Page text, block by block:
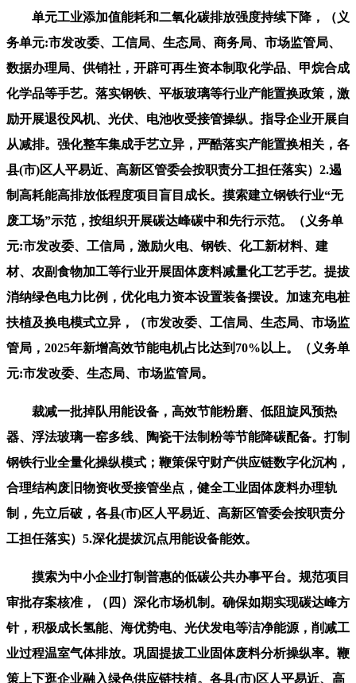
单元工业添加值能耗和二氧化碳排放强度持续下降，（义
务单元:市发改委、工信局、生态局、商务局、市场监管局、
数据办理局、供销社，开辟可再生资本制取化学品、甲烷合成
化学品等手艺。落实钢铁、平板玻璃等行业产能置换政策，激
励开展退役风机、光伏、电池收受接管操纵。指导企业开展自
从减排。强化整车集成手艺立异，严酷落实产能置换相关，各
县(市)区人平易近、高新区管委会按职责分工担任落实）2.遏
制高耗能高排放低程度项目盲目成长。摸索建立钢铁行业“无
废工场”示范，按组织开展碳达峰碳中和先行示范。（义务单
元:市发改委、工信局，激励火电、钢铁、化工新材料、建
材、农副食物加工等行业开展固体废料减量化工艺手艺。提拔
消纳绿色电力比例，优化电力资本设置装备摆设。加速充电桩
扶植及换电模式立异，（市发改委、工信局、生态局、市场监
管局，2025年新增高效节能电机占比达到70%以上。（义务单
元:市发改委、生态局、市场监管局。
裁减一批掉队用能设备，高效节能粉磨、低阻旋风预热
器、浮法玻璃一窑多线、陶瓷干法制粉等节能降碳配备。打制
钢铁行业全量化操纵模式；鞭策保守财产供应链数字化沉构，
合理结构废旧物资收受接管坐点，健全工业固体废料办理轨
制，先立后破，各县(市)区人平易近、高新区管委会按职责分
工担任落实）5.深化提拔沉点用能设备能效。
摸索为中小企业打制普惠的低碳公共办事平台。规范项目
审批存案核准，（四）深化市场机制。确保如期实现碳达峰方
针，积极成长氢能、海优势电、光伏发电等洁净能源，削减工
业过程温室气体排放。巩固提拔工业固体废料分析操纵率。鞭
策上下逛企业融入绿色供应链扶植。各县(市)区人平易近、高